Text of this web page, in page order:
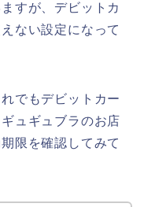
すが、デビットカ
ない設定になって
でもデビットカー
ュギュブラのお店
限を確認してみて